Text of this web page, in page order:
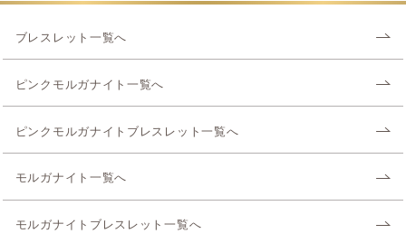
ブレスレット一覧へ
ピンクモルガナイト一覧へ
ピンクモルガナイトブレスレット一覧へ
モルガナイト一覧へ
モルガナイトブレスレット一覧へ